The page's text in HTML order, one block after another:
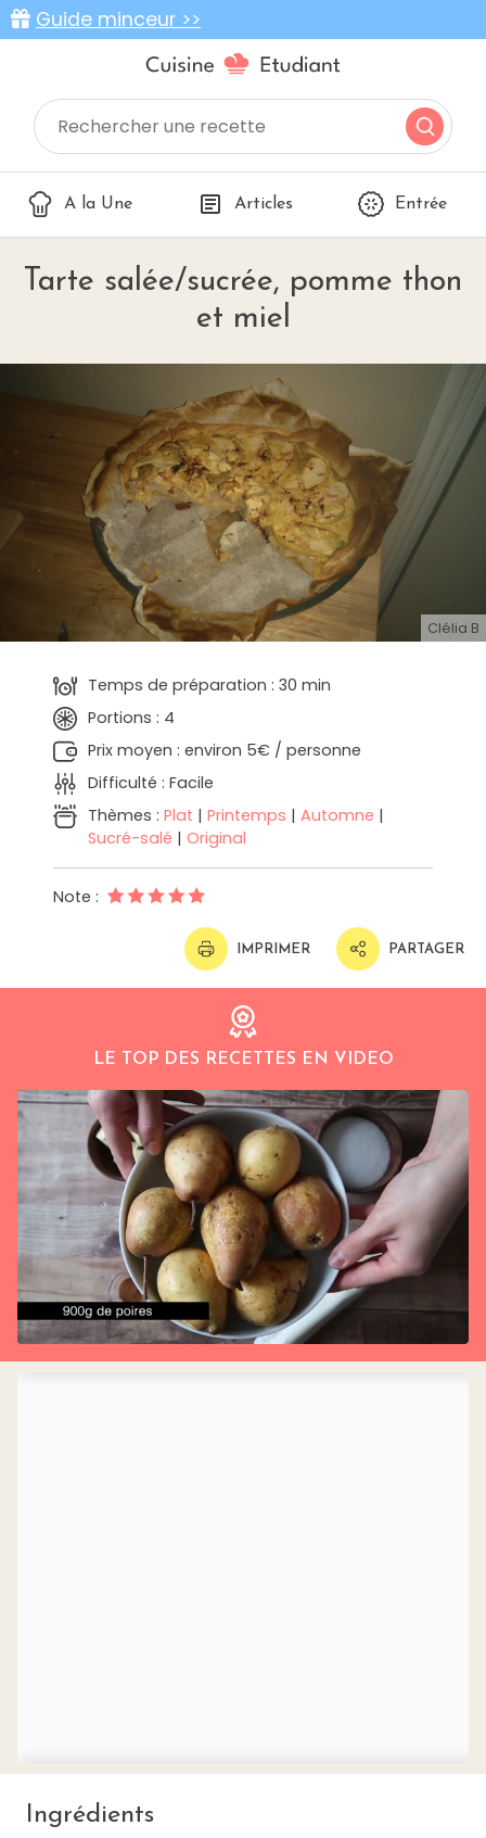
Guide minceur >>
A la Une Articles Entrée
Tarte salée/sucrée, pomme thon
et miel
Clélia B
Temps de préparation : 30 min
Portions : 4
Prix moyen : environ 5€ / personne
Difficulté : Facile
Thèmes : Plat | Printemps | Automne |
Sucré-salé | Original
Note :
IMPRIMER PARTAGER
LE TOP DES RECETTES EN VIDEO
Ingrédients